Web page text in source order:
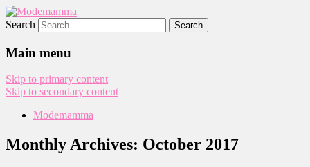
Modemamma
Search
Main menu
Skip to primary content
Skip to secondary content
Modemamma
Monthly Archives: October 2017